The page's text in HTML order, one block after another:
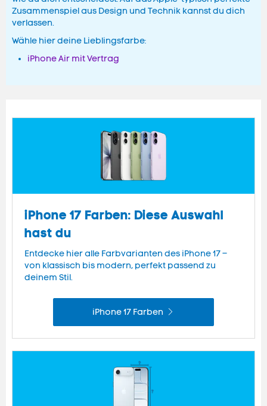
Zusammenspiel aus Design und Technik kannst du dich
verlassen.
Wähle hier deine Lieblingsfarbe:
iPhone Air mit Vertrag
iPhone 17 Farben: Diese Auswahl
hast du
Entdecke hier alle Farbvarianten des iPhone 17 –
von klassisch bis modern, perfekt passend zu
deinem Stil.
iPhone 17 Farben